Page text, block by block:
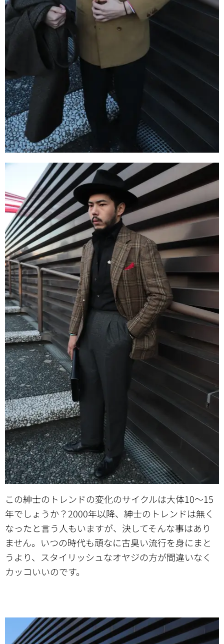
この紳士のトレンドの変化のサイクルは大体10～15
年でしょうか？2000年以降、紳士のトレンドは無く
なったと言う人もいますが、決してそんな事はあり
ません。いつの時代も頑なに古臭い流行を身にまと
うより、スタイリッシュなオヤジの方が間違いなく
カッコいいのです。